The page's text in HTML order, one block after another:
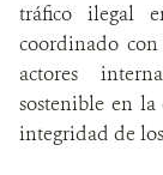
tráfico ilegal
coordinado
actores
sostenible en
integridad de